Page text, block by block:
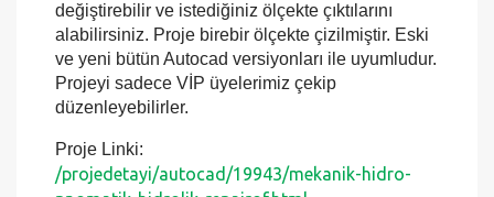
değiştirebilir ve istediğiniz ölçekte çıktılarını
alabilirsiniz. Proje birebir ölçekte çizilmiştir. Eski
ve yeni bütün Autocad versiyonları ile uyumludur.
Projeyi sadece VİP üyelerimiz çekip
düzenleyebilirler.
Proje Linki:
/projedetayi/autocad/19943/mekanik-hidro-